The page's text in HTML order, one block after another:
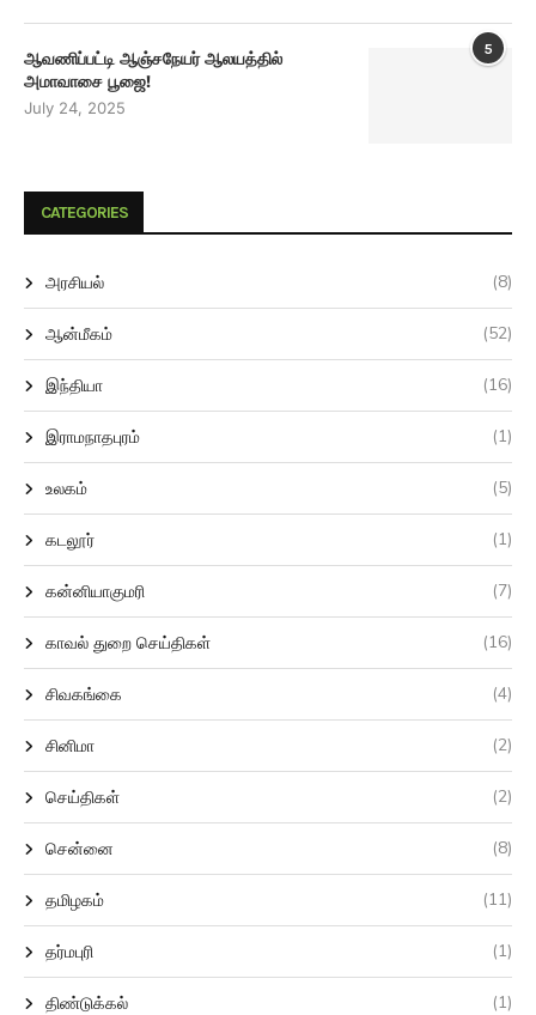
5
ஆவணிப்பட்டி ஆஞ்சநேயர் ஆலயத்தில்
அமாவாசை பூஜை!
July 24, 2025
CATEGORIES
அரசியல் (8)
ஆன்மீகம் (52)
இந்தியா (16)
இராமநாதபுரம் (1)
உலகம் (5)
கடலூர் (1)
கன்னியாகுமரி (7)
காவல் துறை செய்திகள் (16)
சிவகங்கை (4)
சினிமா (2)
செய்திகள் (2)
சென்னை (8)
தமிழகம் (11)
தர்மபுரி (1)
திண்டுக்கல் (1)